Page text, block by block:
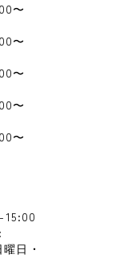
〜
〜
〜
〜
〜
日・